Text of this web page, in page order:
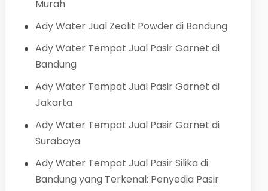
Murah
Ady Water Jual Zeolit Powder di Bandung
Ady Water Tempat Jual Pasir Garnet di
Bandung
Ady Water Tempat Jual Pasir Garnet di
Jakarta
Ady Water Tempat Jual Pasir Garnet di
Surabaya
Ady Water Tempat Jual Pasir Silika di
Bandung yang Terkenal: Penyedia Pasir